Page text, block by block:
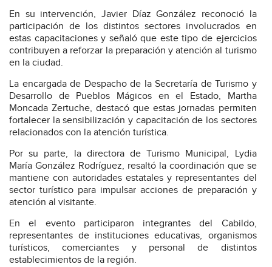
En su intervención, Javier Díaz González reconoció la
participación de los distintos sectores involucrados en
estas capacitaciones y señaló que este tipo de ejercicios
contribuyen a reforzar la preparación y atención al turismo
en la ciudad.
La encargada de Despacho de la Secretaría de Turismo y
Desarrollo de Pueblos Mágicos en el Estado, Martha
Moncada Zertuche, destacó que estas jornadas permiten
fortalecer la sensibilización y capacitación de los sectores
relacionados con la atención turística.
Por su parte, la directora de Turismo Municipal, Lydia
María González Rodríguez, resaltó la coordinación que se
mantiene con autoridades estatales y representantes del
sector turístico para impulsar acciones de preparación y
atención al visitante.
En el evento participaron integrantes del Cabildo,
representantes de instituciones educativas, organismos
turísticos, comerciantes y personal de distintos
establecimientos de la región.